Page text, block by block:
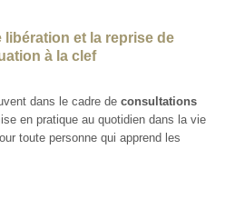
libération et la reprise de
à la clef
dans le cadre de consultations
en pratique au quotidien dans la vie
toute personne qui apprend les